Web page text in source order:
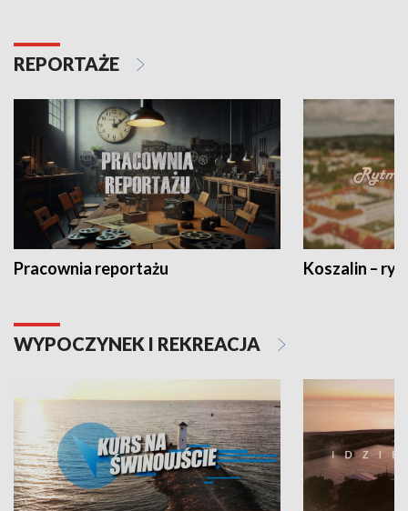
REPORTAŻE
Pracownia reportażu Koszalin –
WYPOCZYNEK I REKREACJA